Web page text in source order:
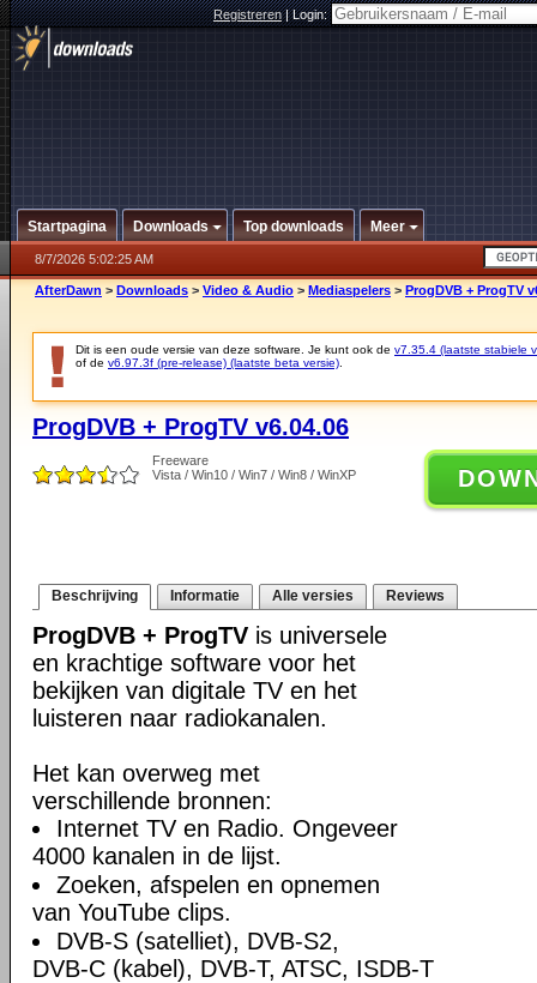
Registreren|Login:
Startpagina Downloads Top downloads Meer
8/7/2026 5:02:25 AM
AfterDawn > Downloads > Video & Audio > Mediaspelers > ProgDVB + ProgTV
Dit is een oude versie van deze software. Je kunt ook de v7.35.4 (laatste stabiele
of de v6.97.3f (pre-release) (laatste beta versie)
ProgDVB + ProgTV v6.04.06
Freeware
Vista / Win10 / Win7 / Win8 / WinXP
Beschrijving Informatie Alle versies Reviews
ProgDVB + ProgTV is universele
en krachtige software voor het
bekijken van digitale TV en het
luisteren naar radiokanalen.
Het kan overweg met
verschillende bronnen:
Internet TV en Radio. Ongeveer
4000 kanalen in de lijst.
Zoeken, afspelen en opnemen
van YouTube clips.
DVB-S (satelliet), DVB-S2,
DVB-C (kabel), DVB-T, ATSC, ISDB-T